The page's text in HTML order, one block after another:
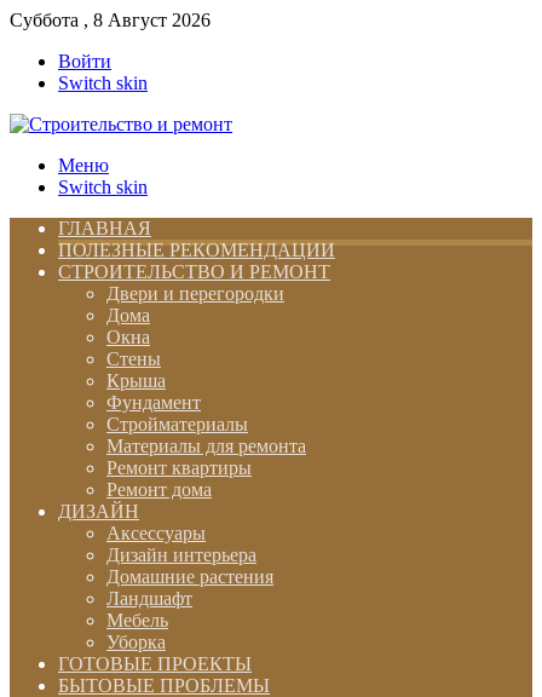
Суббота , 8 Август 2026
Войти
Switch skin
Меню
Switch skin
ГЛАВНАЯ
ПОЛЕЗНЫЕ РЕКОМЕНДАЦИИ
СТРОИТЕЛЬСТВО И РЕМОНТ
Двери и перегородки
Дома
Окна
Стены
Крыша
Фундамент
Стройматериалы
Материалы для ремонта
Ремонт квартиры
Ремонт дома
ДИЗАЙН
Аксессуары
Дизайн интерьера
Домашние растения
Ландшафт
Мебель
Уборка
ГОТОВЫЕ ПРОЕКТЫ
БЫТОВЫЕ ПРОБЛЕМЫ